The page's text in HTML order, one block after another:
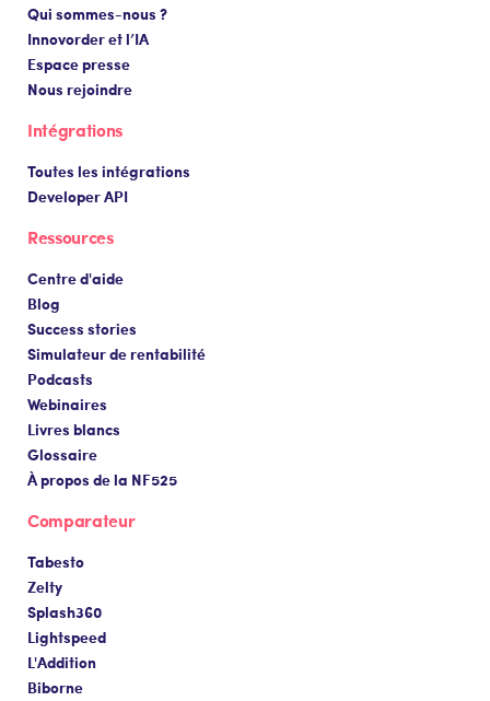
Qui sommes-nous ?
Innovorder et l’IA
Espace presse
Nous rejoindre
Intégrations
Toutes les intégrations
Developer API
Ressources
Centre d'aide
Blog
Success stories
Simulateur de rentabilité
Podcasts
Webinaires
Livres blancs
Glossaire
À propos de la NF525
Comparateur
Tabesto
Zelty
Splash360
Lightspeed
L'Addition
Biborne